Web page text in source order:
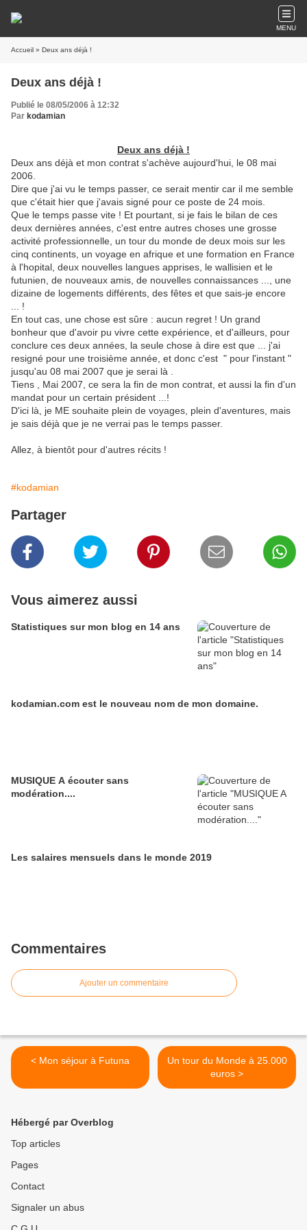
MENU
Accueil » Deux ans déjà !
Deux ans déjà !
Publié le 08/05/2006 à 12:32
Par kodamian
Deux ans déjà !
Deux ans déjà et mon contrat s'achève aujourd'hui, le 08 mai
2006.
Dire que j'ai vu le temps passer, ce serait mentir car il me semble
que c'était hier que j'avais signé pour ce poste de 24 mois.
Que le temps passe vite ! Et pourtant, si je fais le bilan de ces
deux dernières années, c'est entre autres choses une grosse
activité professionnelle, un tour du monde de deux mois sur les
cinq continents, un voyage en afrique et une formation en France
à l'hopital, deux nouvelles langues apprises, le wallisien et le
futunien, de nouveaux amis, de nouvelles connaissances ..., une
dizaine de logements différents, des fêtes et que sais-je encore
... !
En tout cas, une chose est sûre : aucun regret ! Un grand
bonheur que d'avoir pu vivre cette expérience, et d'ailleurs, pour
conclure ces deux années, la seule chose à dire est que ... j'ai
resigné pour une troisième année, et donc c'est " pour l'instant "
jusqu'au 08 mai 2007 que je serai là .
Tiens , Mai 2007, ce sera la fin de mon contrat, et aussi la fin d'un
mandat pour un certain président ...!
D'ici là, je ME souhaite plein de voyages, plein d'aventures, mais
je sais déjà que je ne verrai pas le temps passer.
Allez, à bientôt pour d'autres récits !
#kodamian
Partager
Vous aimerez aussi
Statistiques sur mon blog en 14 ans
kodamian.com est le nouveau nom de mon domaine.
MUSIQUE A écouter sans
modération....
Les salaires mensuels dans le monde 2019
Commentaires
Ajouter un commentaire
< Mon séjour à Futuna
Un tour du Monde à 25.000
euros >
Hébergé par Overblog
Top articles
Pages
Contact
Signaler un abus